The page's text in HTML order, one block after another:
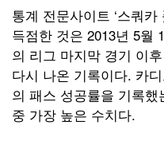
통계 전문사이트 ‘스쿼
득점한 것은 2013년 5월
의 리그 마지막 경기 이
다시 나온 기록이다. 카
의 패스 성공률을 기록
중 가장 높은 수치다.